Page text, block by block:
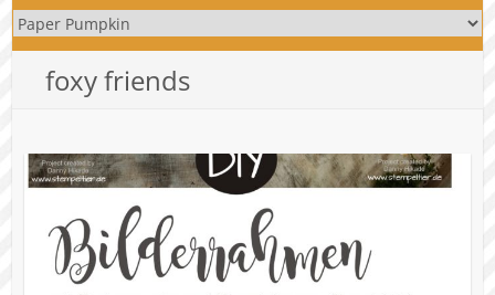
foxy friends